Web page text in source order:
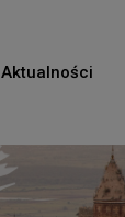
Aktualności